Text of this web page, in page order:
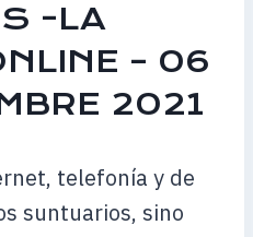
-LA
– 06
2021
telefonía y de
suntuarios, sino